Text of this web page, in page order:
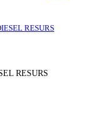
RESURS
RESURS